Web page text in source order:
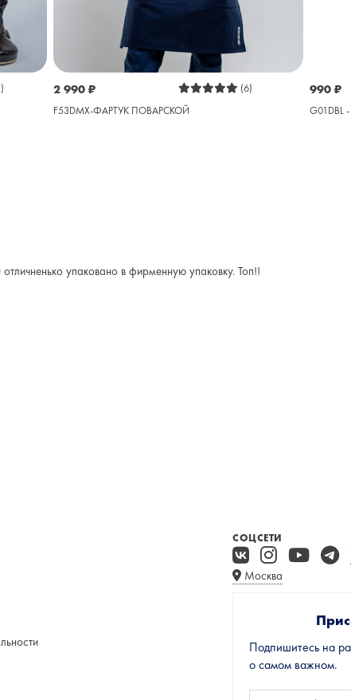
2 990 ₽
(6)
F53DMX-ФАРТУК ПОВАРСКОЙ
990 ₽
упаковано в фирменную упаковку. Топ!!
СОЦСЕТИ
Москва
Подпишитесь на
о самом важном.